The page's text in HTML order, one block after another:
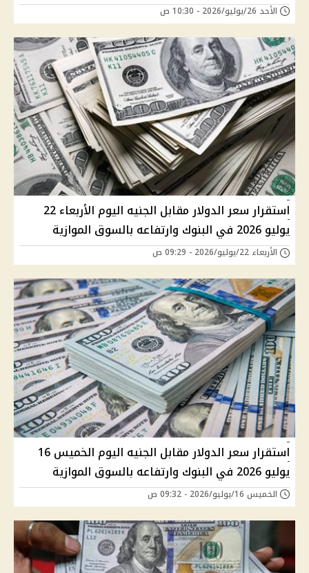
الأحد 26/يوليو/2026 - 10:30 ص
استقرار سعر الدولار مقابل الجنيه اليوم الأربعاء 22
يوليو 2026 في البنوك وارتفاعه بالسوق الموازية
الأربعاء 22/يوليو/2026 - 09:29 ص
استقرار سعر الدولار مقابل الجنيه اليوم الخميس 16
يوليو 2026 في البنوك وارتفاعه بالسوق الموازية
الخميس 16/يوليو/2026 - 09:32 ص